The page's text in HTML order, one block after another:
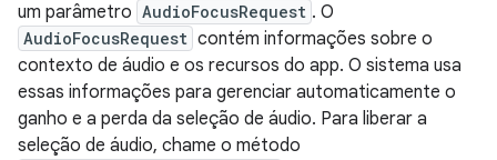
um parâmetro AudioFocusRequest . O
AudioFocusRequest contém informações sobre o
contexto de áudio e os recursos do app. O sistema usa
essas informações para gerenciar automaticamente o
ganho e a perda da seleção de áudio. Para liberar a
seleção de áudio, chame o método